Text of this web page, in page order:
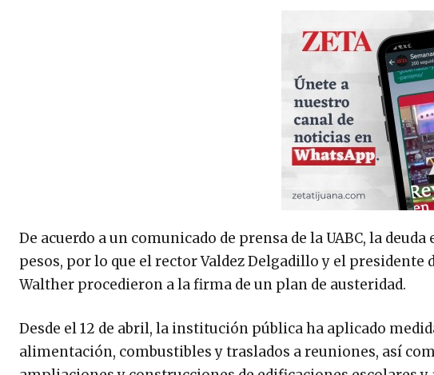
De acuerdo a un comunicado de prensa de la UABC, la
pesos, por lo que el rector Valdez Delgadillo y el
Walther procedieron a la firma de un plan de austeridad.
Desde el 12 de abril, la institución pública ha aplicado
alimentación, combustibles y traslados a reuniones, así